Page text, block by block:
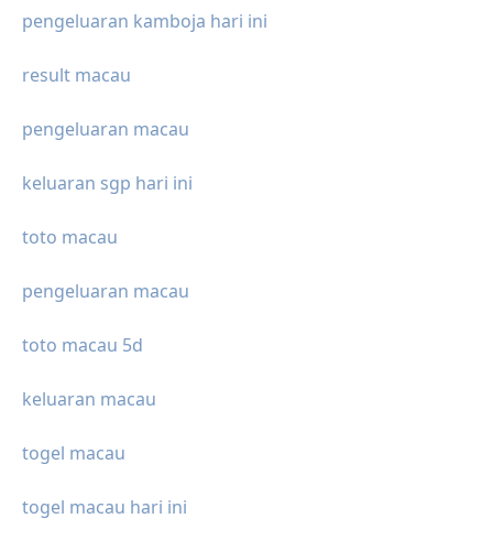
pengeluaran kamboja hari ini
result macau
pengeluaran macau
keluaran sgp hari ini
toto macau
pengeluaran macau
toto macau 5d
keluaran macau
togel macau
togel macau hari ini